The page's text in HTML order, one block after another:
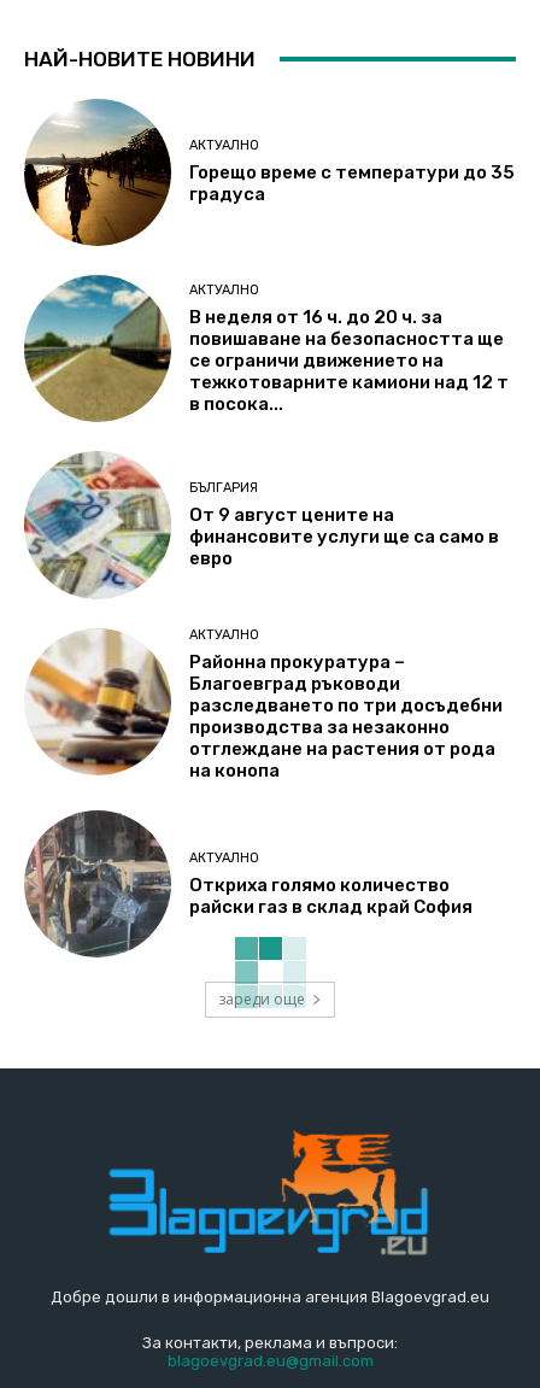
НАЙ-НОВИТЕ НОВИНИ
АКТУАЛНО
Горещо време с температури до 35
градуса
АКТУАЛНО
В неделя от 16 ч. до 20 ч. за
повишаване на безопасността ще
се ограничи движението на
тежкотоварните камиони над 12 т
в посока...
БЪЛГАРИЯ
От 9 август цените на
финансовите услуги ще са само в
евро
АКТУАЛНО
Районна прокуратура –
Благоевград ръководи
разследването по три досъдебни
производства за незаконно
отглеждане на растения от рода
на конопа
АКТУАЛНО
Откриха голямо количество
райски газ в склад край София
зареди още
Добре дошли в информационна агенция Blagoevgrad.eu
За контакти, реклама и въпроси:
blagoevgrad.eu@gmail.com